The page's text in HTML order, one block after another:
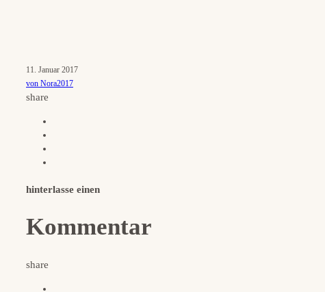
11. Januar 2017
von Nora2017
share
hinterlasse einen
Kommentar
share